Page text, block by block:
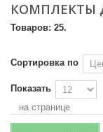
КОМПЛЕКТЫ
Товаров: 25.
Сортировка по
Показать
на странице